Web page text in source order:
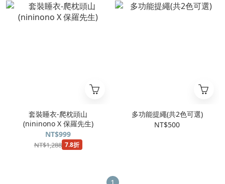
套裝睡衣-爬枕頭山
(nininono X 保羅先生)
NT$999
NT$1,288 7.8折
多功能提繩(共2色可選)
NT$500
1